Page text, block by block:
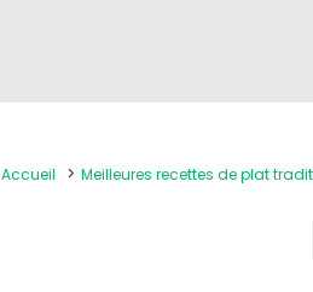
Accueil Meilleures recettes de plat